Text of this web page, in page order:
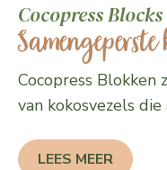
Cocopress Blocks
Cocopress Blokken
van kokosvezels die
LEES MEER